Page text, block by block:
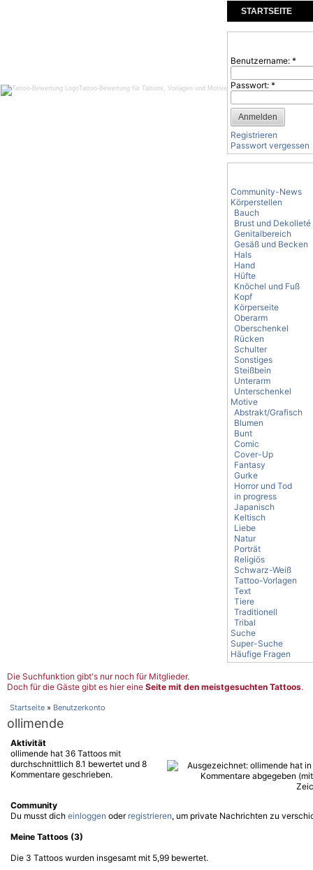
Tattoo-Bewertung für Tattoos, Vorlagen und Motive
STARTSEITE
KOMMENTARE
Benutzername: *
Passwort: *
Registrieren
Passwort vergessen
Community-News
Körperstellen
Bauch
Brust und Dekolleté
Genitalbereich
Gesäß und Becken
Hals
Hand
Hüfte
Knöchel und Fuß
Kopf
Körperseite
Oberarm
Oberschenkel
Rücken
Schulter
Sonstiges
Steißbein
Unterarm
Unterschenkel
Motive
Abstrakt/Grafisch
Blumen
Bunt
Comic
Cover-Up
Fantasy
Gurke
Horror und Tod
in progress
Japanisch
Keltisch
Liebe
Natur
Porträt
Religiös
Schwarz-Weiß
Tattoo-Vorlagen
Text
Tiere
Traditionell
Tribal
Suche
Super-Suche
Häufige Fragen
Die Suchfunktion gibt's nur noch für Mitglieder.
Doch für die Gäste gibt es hier eine Seite mit den meistgesuchten Tattoos.
Startseite » Benutzerkonto
ollimende
Aktivität
ollimende hat 36 Tattoos mit
durchschnittlich 8.1 bewertet und 8
Kommentare geschrieben.
Community
Du musst dich einloggen oder registrieren, um private Nachrichten zu
Meine Tattoos (3)
Die 3 Tattoos wurden insgesamt mit 5,99 bewertet.